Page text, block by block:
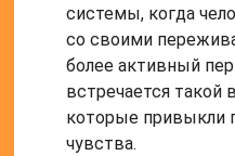
системы, когда
со своими
более активный
встречается
которые привыкли
чувства.